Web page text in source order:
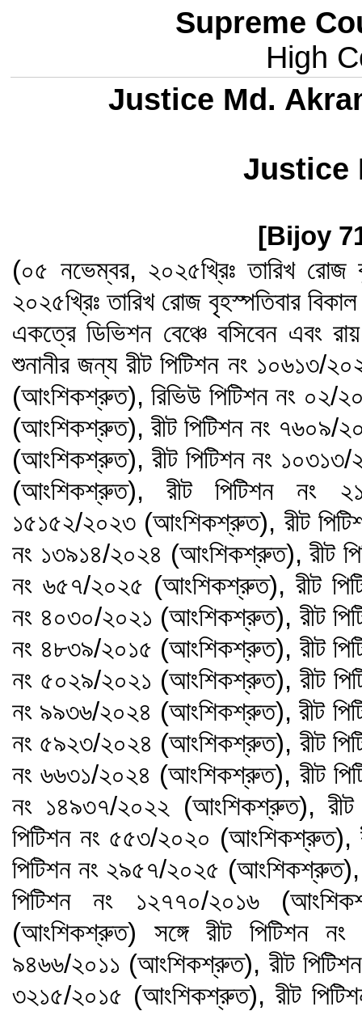
Supreme
High
Justice Md.
Justice
[Bijoy
(০৫ নভেম্বর, ২০২৫খ্রিঃ তারিখ
২০২৫খ্রিঃ তারিখ রোজ বৃহস্পতিবার
একত্রে ডিভিশন বেঞ্চে বসিবেন এবং
শুনানীর জন্য রীট পিটিশন নং ১০৬১৩/
(আংশিকশ্রুত), রিভিউ পিটিশন নং ০২/
(আংশিকশ্রুত), রীট পিটিশন নং ৭৬০৯/
(আংশিকশ্রুত), রীট পিটিশন নং
(আংশিকশ্রুত), রীট পিটিশন নং
১৫১৫২/২০২৩ (আংশিকশ্রুত), রীট
নং ১৩৯১৪/২০২৪ (আংশিকশ্রুত), রীট
নং ৬৫৭/২০২৫ (আংশিকশ্রুত), রীট
নং ৪০৩০/২০২১ (আংশিকশ্রুত), রীট
নং ৪৮৩৯/২০১৫ (আংশিকশ্রুত), রীট
নং ৫০২৯/২০২১ (আংশিকশ্রুত), রীট
নং ৯৯৩৬/২০২৪ (আংশিকশ্রুত), রীট
নং ৫৯২৩/২০২৪ (আংশিকশ্রুত), রীট
নং ৬৬৩১/২০২৪ (আংশিকশ্রুত), রীট
নং ১৪৯৩৭/২০২২ (আংশিকশ্রুত),
পিটিশন নং ৫৫৩/২০২০ (আংশিকশ্রুত),
পিটিশন নং ২৯৫৭/২০২৫
পিটিশন নং ১২৭৭০/২০১৬
(আংশিকশ্রুত) সঙ্গে রীট পিটিশন
৯৪৬৬/২০১১ (আংশিকশ্রুত), রীট
৩২১৫/২০১৫ (আংশিকশ্রুত), রীট